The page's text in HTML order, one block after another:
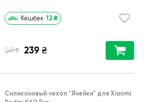
Кешбек 12 ₴
345 ₴ 239 ₴
Силиконовый чехол "Ячейки" для Xiaomi